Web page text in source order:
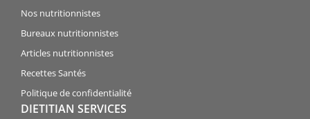
Nos nutritionnistes
Bureaux nutritionnistes
Articles nutritionnistes
Recettes Santés
Politique de confidentialité
DIETITIAN SERVICES